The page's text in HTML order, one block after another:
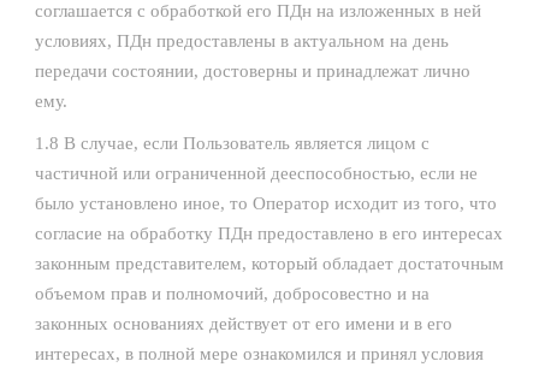
соглашается с обработкой его ПДн на изложенных в ней
условиях, ПДн предоставлены в актуальном на день
передачи состоянии, достоверны и принадлежат лично
ему.
1.8 В случае, если Пользователь является лицом с
частичной или ограниченной дееспособностью, если не
было установлено иное, то Оператор исходит из того, что
согласие на обработку ПДн предоставлено в его интересах
законным представителем, который обладает достаточным
объемом прав и полномочий, добросовестно и на
законных основаниях действует от его имени и в его
интересах, в полной мере ознакомился и принял условия